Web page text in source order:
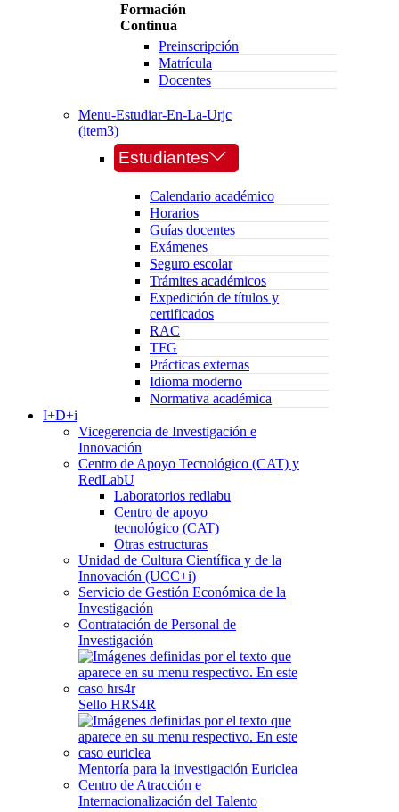
Formación
Continua
Preinscripción
Matrícula
Docentes
Menu-Estudiar-En-La-Urjc
(item3)
Estudiantes
Calendario académico
Horarios
Guías docentes
Exámenes
Seguro escolar
Trámites académicos
Expedición de títulos y
certificados
RAC
TFG
Prácticas externas
Idioma moderno
Normativa académica
I+D+i
Vicegerencia de Investigación e
Innovación
Centro de Apoyo Tecnológico (CAT) y
RedLabU
Laboratorios redlabu
Centro de apoyo
tecnológico (CAT)
Otras estructuras
Unidad de Cultura Científica y de la
Innovación (UCC+i)
Servicio de Gestión Económica de la
Investigación
Contratación de Personal de
Investigación
Sello HRS4R
Mentoría para la investigación Euriclea
Centro de Atracción e
Internacionalización del Talento